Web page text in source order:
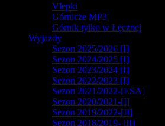
Vlepki
Górnicze MP3
Górnik tylko w Łęcznej
Wyjazdy
Sezon 2025/2026 [I]
Sezon 2024/2025 [I]
Sezon 2023/2024 [I]
Sezon 2022/2023 [I]
Sezon 2021/2022-[ESA]
Sezon 2020/2021-[I]
Sezon 2019/2022-[II]
Sezon 2018/2019- [II]